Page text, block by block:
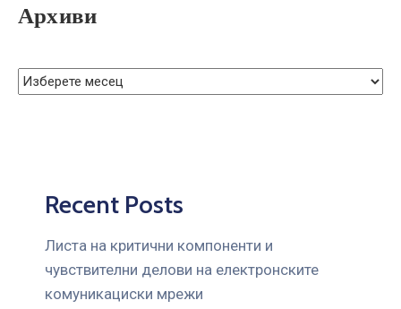
Архиви
Recent Posts
Листа на критични компоненти и
чувствителни делови на електронските
комуникациски мрежи